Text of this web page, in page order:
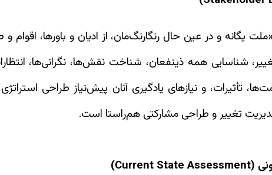
یگانه و در عین حال رنگارنگ‌مان، از ادیان و باورها،
شناسایی همه ذینفعان، شناخت نقش‌ها، نگرانی‌ها،
تأثیرات، و نیازهای یادگیری آنان پیش‌نیاز طراحی
تغییر و طراحی مشارکتی هم‌راستا است.